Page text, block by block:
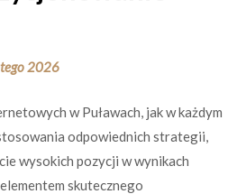
2026
w Puławach, jak w każdym
odpowiednich strategii,
wysokich pozycji w wynikach
skutecznego